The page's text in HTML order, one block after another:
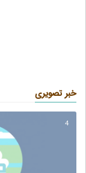
خبر تصویری
4